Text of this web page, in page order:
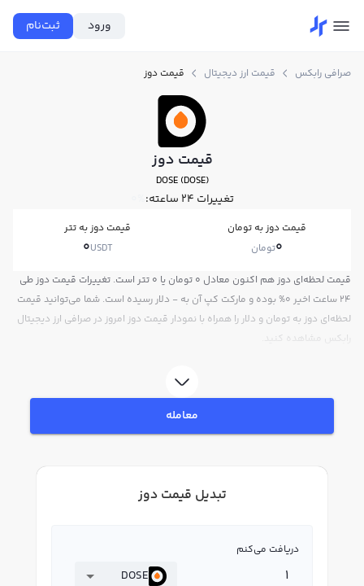
ورود ثبت‌نام
صرافی رابکس قیمت ارز دیجیتال قیمت دوز
قیمت دوز
DOSE (DOSE)
تغییرات ۲۴ ساعته: 0%
قیمت دوز به تومان
0تومان
قیمت دوز به تتر
0USDT
قیمت لحظه‌ای دوز هم اکنون معادل 0 تومان یا 0 تتر است. تغییرات قیمت دوز طی
24 ساعت اخیر 0% بوده و مارکت کپ آن به - دلار رسیده است. شما می‌توانید قیمت
لحظه‌ای دوز به تومان و دلار را همراه با نمودار قیمت دوز امروز در صرافی ارز دیجیتال
رابکس مشاهده کنید.
معامله
تبدیل قیمت دوز
دریافت می‌کنم
DOSE